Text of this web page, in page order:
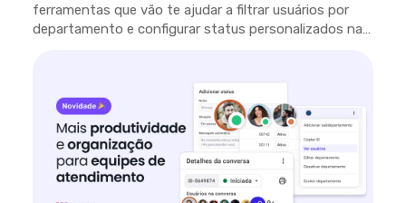
ferramentas que vão te ajudar a filtrar usuários por
departamento e configurar status personalizados na